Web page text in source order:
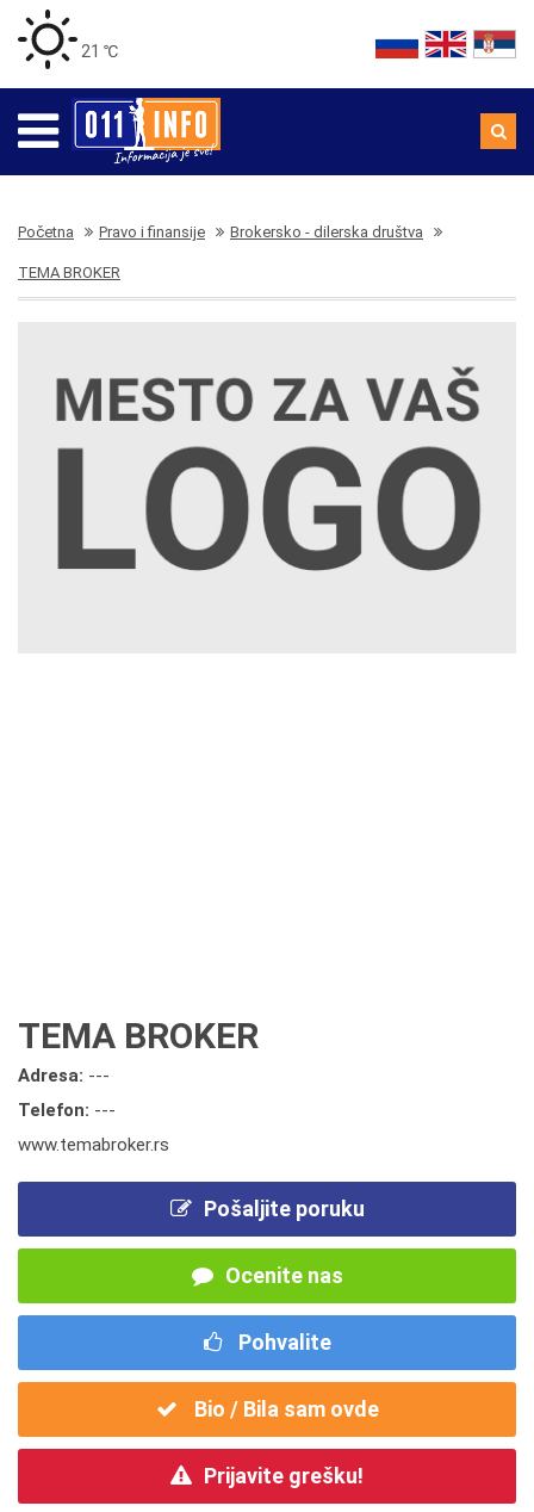
21 ℃
Početna Pravo i finansije Brokersko - dilerska društva
TEMA BROKER
TEMA BROKER
Adresa: ---
Telefon: ---
www.temabroker.rs
Pošaljite poruku
Ocenite nas
Pohvalite
Bio / Bila sam ovde
Prijavite grešku!